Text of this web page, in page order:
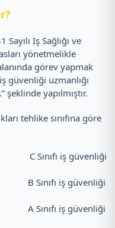
İş Sağlığı ve
yönetmelikle
görev yapmak
güvenliği uzmanlığı
yapılmıştır.
tehlike sınıfına göre
iş güvenliği
iş güvenliği
iş güvenliği